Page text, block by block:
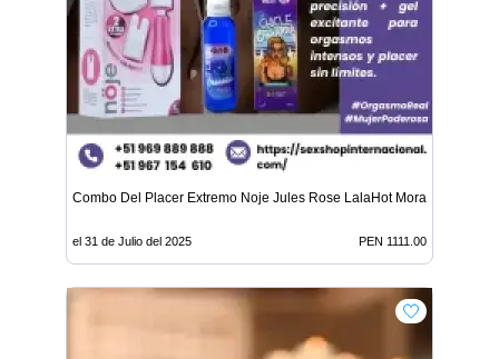
Combo Del Placer Extremo Noje Jules Rose LalaHot Morazul 100 ml
el 31 de Julio del 2025 PEN 1111.00